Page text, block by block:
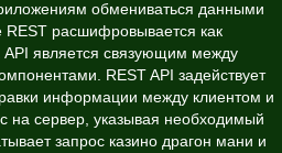
обмениваться данными
расшифровывается как
является связующим между
REST API задействует
информации между клиентом и
на сервер, указывая необходимый
запрос казино драгон мани и